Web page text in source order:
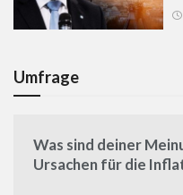
Umfrage
Was sind deiner
Ursachen für die